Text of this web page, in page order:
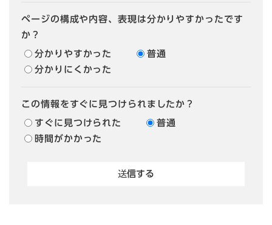
ページの構成や内容、表現は分かりやすかったです
か？
分かりやすかった
普通
分かりにくかった
この情報をすぐに見つけられましたか？
すぐに見つけられた
普通
時間がかかった